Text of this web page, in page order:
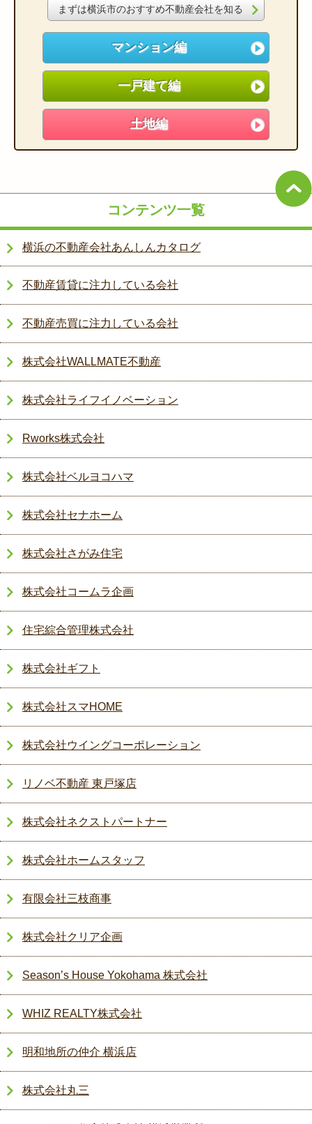
まずは横浜市のおすすめ不動産会社を知る
マンション編
一戸建て編
土地編
コンテンツ一覧
横浜の不動産会社あんしんカタログ
不動産賃貸に注力している会社
不動産売買に注力している会社
株式会社WALLMATE不動産
株式会社ライフイノベーション
Rworks株式会社
株式会社ベルヨコハマ
株式会社セナホーム
株式会社さがみ住宅
株式会社コームラ企画
住宅綜合管理株式会社
株式会社ギフト
株式会社スマHOME
株式会社ウイングコーポレーション
リノベ不動産 東戸塚店
株式会社ネクストパートナー
株式会社ホームスタッフ
有限会社三枝商事
株式会社クリア企画
Season’s House Yokohama 株式会社
WHIZ REALTY株式会社
明和地所の仲介 横浜店
株式会社丸三